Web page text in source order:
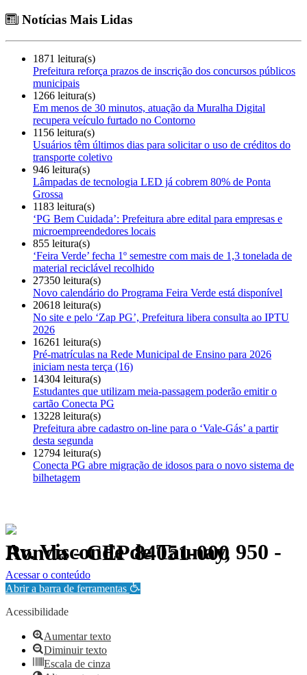
Notícias Mais Lidas
1871 leitura(s)
Prefeitura reforça prazos de inscrição dos concursos públicos
municipais
1266 leitura(s)
Em menos de 30 minutos, atuação da Muralha Digital
recupera veículo furtado no Contorno
1156 leitura(s)
Usuários têm últimos dias para solicitar o uso de créditos do
transporte coletivo
946 leitura(s)
Lâmpadas de tecnologia LED já cobrem 80% de Ponta
Grossa
1183 leitura(s)
‘PG Bem Cuidada’: Prefeitura abre edital para empresas e
microempreendedores locais
855 leitura(s)
‘Feira Verde’ fecha 1º semestre com mais de 1,3 tonelada de
material reciclável recolhido
27350 leitura(s)
Novo calendário do Programa Feira Verde está disponível
20618 leitura(s)
No site e pelo ‘Zap PG’, Prefeitura libera consulta ao IPTU
2026
16261 leitura(s)
Pré-matrículas na Rede Municipal de Ensino para 2026
iniciam nesta terça (16)
14304 leitura(s)
Estudantes que utilizam meia-passagem poderão emitir o
cartão Conecta PG
13228 leitura(s)
Prefeitura abre cadastro on-line para o ‘Vale-Gás’ a partir
desta segunda
12794 leitura(s)
Conecta PG abre migração de idosos para o novo sistema de
bilhetagem
Av. Visconde de Taunay, 950 - Ronda - CEP 84051-000
Política de Privacidade.
Acessar o conteúdo
Abrir a barra de ferramentas
Acessibilidade
Aumentar texto
Diminuir texto
Escala de cinza